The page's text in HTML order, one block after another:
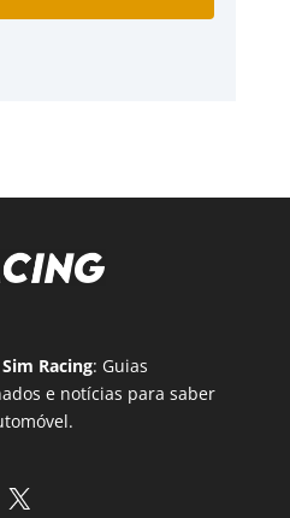
Racing: Guias
e notícias para saber
X